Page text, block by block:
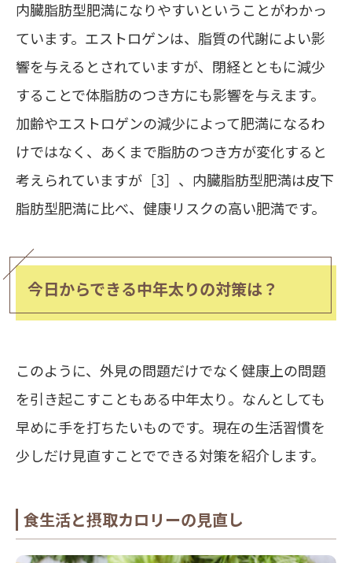
内臓脂肪型肥満になりやすいということがわかっ
ています。エストロゲンは、脂質の代謝によい影
響を与えるとされていますが、閉経とともに減少
することで体脂肪のつき方にも影響を与えます。
加齢やエストロゲンの減少によって肥満になるわ
けではなく、あくまで脂肪のつき方が変化すると
考えられていますが［3］、内臓脂肪型肥満は皮下
脂肪型肥満に比べ、健康リスクの高い肥満です。
今日からできる中年太りの対策は？
このように、外見の問題だけでなく健康上の問題
を引き起こすこともある中年太り。なんとしても
早めに手を打ちたいものです。現在の生活習慣を
少しだけ見直すことでできる対策を紹介します。
食生活と摂取カロリーの見直し